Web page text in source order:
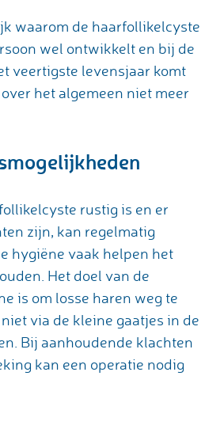
waarom de haarfollikelcyste
wel ontwikkelt en bij de
veertigste levensjaar komt
het algemeen niet meer
rustig is en er
zijn, kan regelmatig
hygiëne vaak helpen het
Het doel van de
is om losse haren weg te
via de kleine gaatjes in de
Bij aanhoudende klachten
kan een operatie nodig